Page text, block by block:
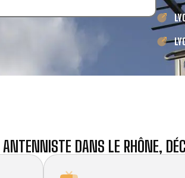
ANTENNISTE DANS LE RHÔNE,